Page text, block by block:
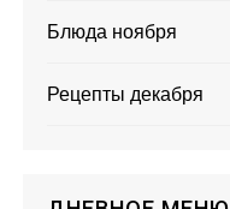
Блюда ноября
Рецепты декабря